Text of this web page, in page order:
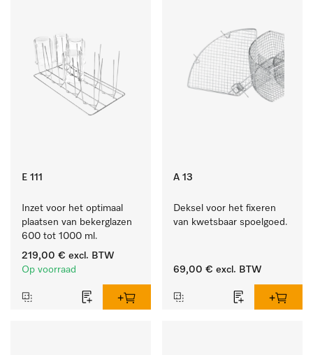
E 111
Inzet voor het optimaal
plaatsen van bekerglazen
600 tot 1000 ml.
219,00 € excl. BTW
Op voorraad
A 13
Deksel voor het fixeren
van kwetsbaar spoelgoed.
69,00 € excl. BTW